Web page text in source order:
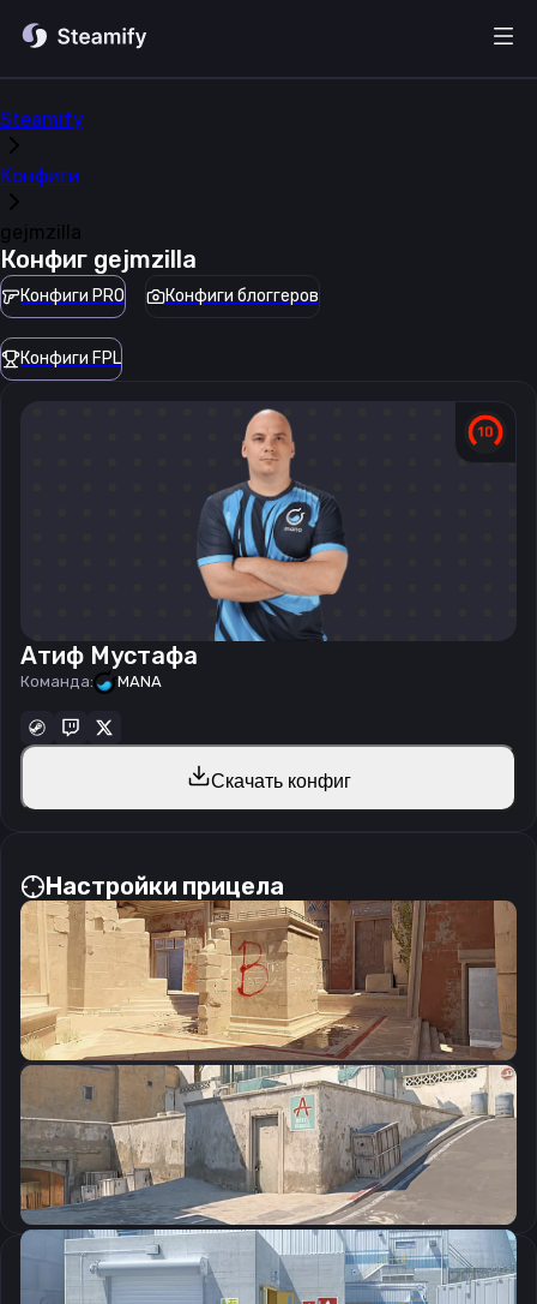
Steamify
Конфиги
gejmzilla
Конфиг gejmzilla
Конфиги PRO Конфиги блоггеров
Конфиги FPL
Атиф Мустафа
Команда: MANA
Скачать конфиг
Настройки прицела
CSGO-vD4Eq-PXZ4M-UQMm7-KKu6o-LO6ZJ
Скопировать
Параметры запуска